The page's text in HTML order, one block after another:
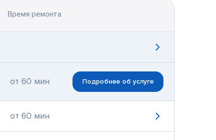
Время ремонта
от 60 мин Подробнее об услуге
от 60 мин